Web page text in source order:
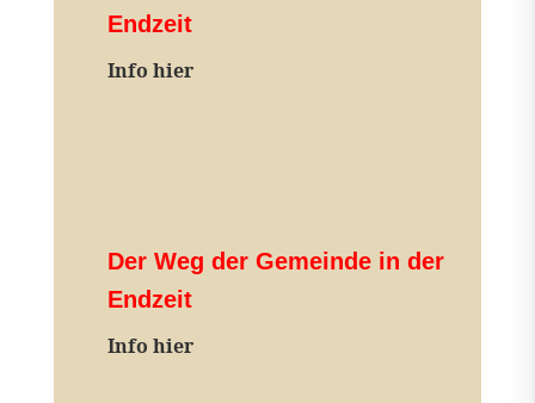
Endzeit
Info hier
Der Weg der Gemeinde in der
Endzeit
Info hier